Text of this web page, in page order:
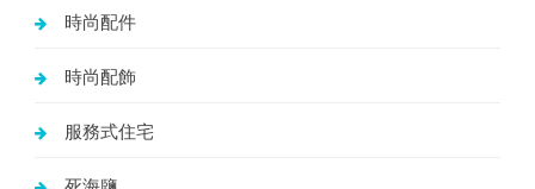
時尚配件
時尚配飾
服務式住宅